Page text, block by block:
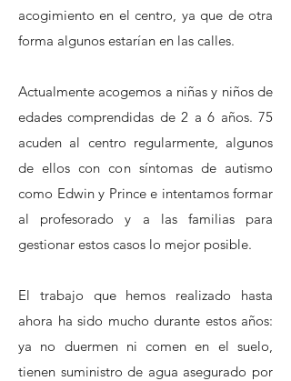
acogimiento en el centro, ya que de otra
forma algunos estarían en las calles.
Actualmente acogemos a niñas y niños de
edades comprendidas de 2 a 6 años. 75
acuden al centro regularmente, algunos
de ellos con con síntomas de autismo
como Edwin y Prince e intentamos formar
al profesorado y a las familias para
gestionar estos casos lo mejor posible.
El trabajo que hemos realizado hasta
ahora ha sido mucho durante estos años:
ya no duermen ni comen en el suelo,
tienen suministro de agua asegurado por